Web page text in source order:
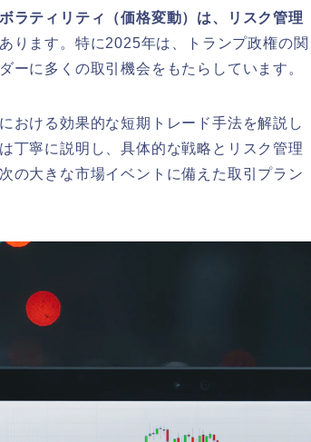
ラティリティ（価格変動）は、リスク管理
ります。特に2025年は、トランプ政権の関
ーに多くの取引機会をもたらしています。
おける効果的な短期トレード手法を解説し
丁寧に説明し、具体的な戦略とリスク管理
の大きな市場イベントに備えた取引プラン